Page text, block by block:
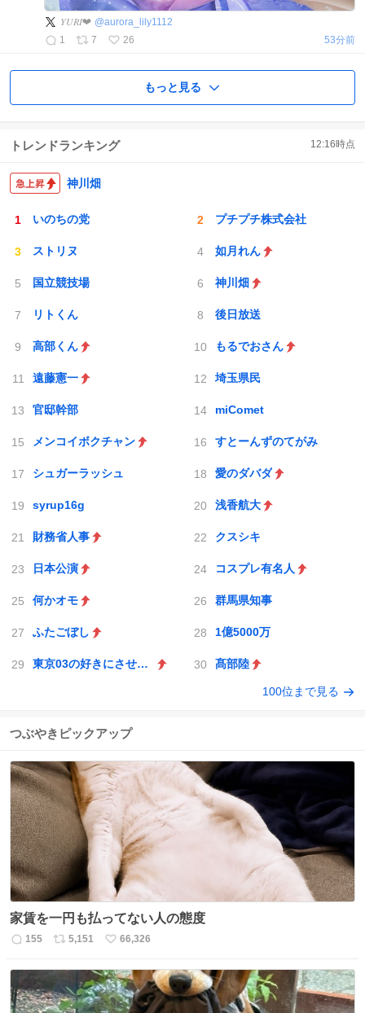
𝑌𝑈𝑅𝐼❤︎ @aurora_lily1112
1
7 26 53分前
もっと見る
トレンドランキング 12:16時点
神川畑
いのちの党 プチプチ株式会社
ストリヌ 如月れん
国立競技場 神川畑
リトくん 後日放送
高部くん もるでおさん
遠藤憲一 埼玉県民
官邸幹部 miComet
メンコイボクチャン すとーんずのてがみ
シュガーラッシュ 愛のダバダ
syrup16g 浅香航大
財務省人事 クスシキ
日本公演 コスプレ有名人
何かオモ 群馬県知事
ふたごぼし 1億5000万
東京03の好きにさせるかッ 髙部陸
100位まで見る
つぶやきピックアップ
家賃を一円も払ってない人の態度
返
155
リ
ト
5,151
い
ね
数
66,326